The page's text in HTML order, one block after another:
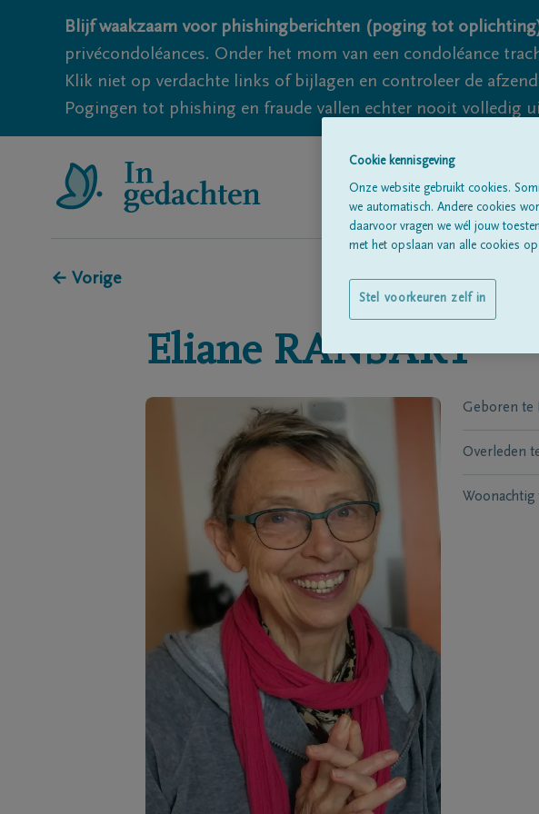
Blijf waakzaam voor phishingberichten (poging tot
privécondoléances. Onder het mom van een condoléance
Klik niet op verdachte links of bijlagen en controleer de
Pogingen tot phishing en fraude vallen echter nooit volledig
← Vorige
Eliane RANSART
Geboren te
Overleden
Woonachtig
Cookie kennisgeving
Onze website gebruikt cookies.
we automatisch. Andere cookies
daarvoor vragen we wél jouw
met het opslaan van alle cookies
Stel voorkeuren zelf in